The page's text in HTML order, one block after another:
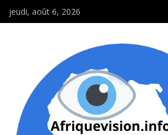
jeudi, août 6, 2026